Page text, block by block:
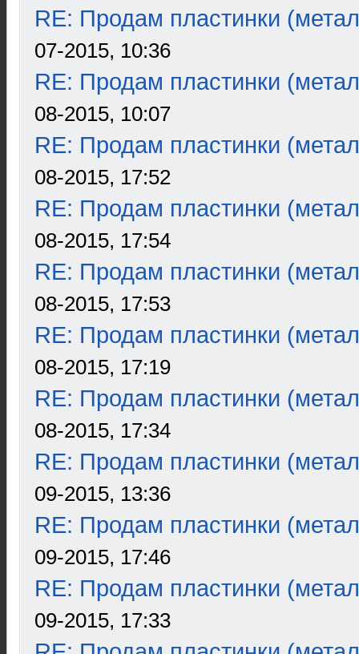
RE: Продам пластинки
07-2015, 10:36
RE: Продам пластинки
08-2015, 10:07
RE: Продам пластинки
08-2015, 17:52
RE: Продам пластинки
08-2015, 17:54
RE: Продам пластинки
08-2015, 17:53
RE: Продам пластинки
08-2015, 17:19
RE: Продам пластинки
08-2015, 17:34
RE: Продам пластинки
09-2015, 13:36
RE: Продам пластинки
09-2015, 17:46
RE: Продам пластинки
09-2015, 17:33